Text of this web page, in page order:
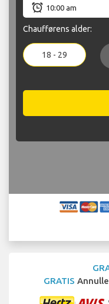
Chaufførens alder:
18 - 29
GRATIS